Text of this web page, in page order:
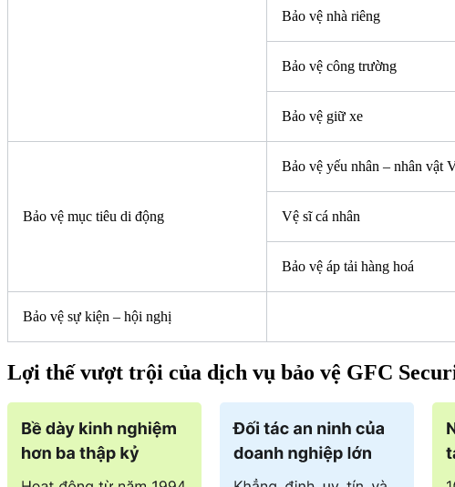
Bảo vệ nhà riêng
Bảo vệ công trường
Bảo vệ giữ xe
Bảo vệ mục tiêu di động
Bảo vệ yếu nhân – nhân vật
Vệ sĩ cá nhân
Bảo vệ áp tải hàng hoá
Bảo vệ sự kiện – hội nghị
Lợi thế vượt trội của dịch vụ bảo vệ GFC